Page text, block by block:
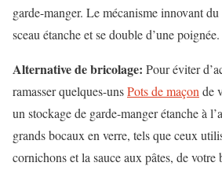
garde-manger. Le mécanisme innovant
sceau étanche et se double d’une poignée.
Alternative de bricolage: Pour éviter
ramasser quelques-unsPots de maçon de
un stockage de garde-manger étanche à
grands bocaux en verre, tels que ceux
cornichons et la sauce aux pâtes, de votre